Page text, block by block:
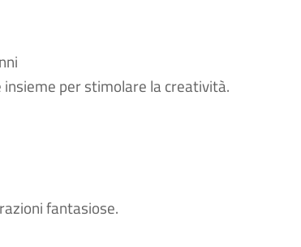
per stimolare la creatività.
fantasiose.